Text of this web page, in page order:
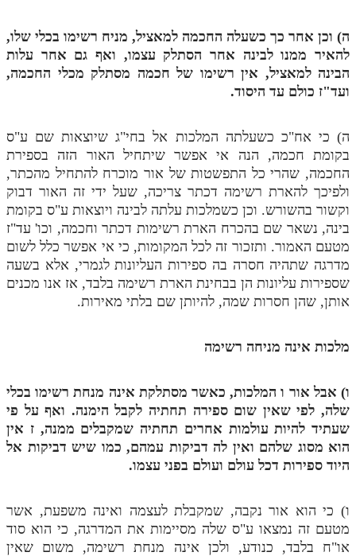
ה) וכן אחר כך כשעלה החכמה למאציל, מניח רשימו בכלי שלו,
להאיר ממנו לבינה אחר הסתלק עצמו, ואף גם אחר עלות
הבינה למאציל, אין רשימו של חכמה מסתלק מכלי החכמה,
ועד"ז כולם עד היסוד.
ה) כי אח"כ כשעלתה המלכות אל בחי"ג שיוצאות שם ע"ס
בקומת חכמה, הנה אי אפשר שיתחיל האור הזה בספירת
החכמה, שהרי כל התפשטות של אור מוכרח להתחיל מהכתר,
ולפיכך להארת רשימה דכתר צריכה, שעל ידי זה האור דבוק
וקשור בהשורש. וכן כשמלכות עלתה לבינה ויוצאות ע"ס בקומת
בינה, נשאר שם בהכרח הארת רשימות דכתר וחכמה, וכו' עד"ז
מטעם האמור. ותזכור זה לכל המקומות, כי אי אפשר כלל לשום
מדרגה שתהיה חסרה בה ספירות העליונות לגמרי, אלא בשעה
שספירות עליונות הן בבחינת הארת רשימה בלבד, אז אנו מכנים
אותן, שהן חסרות שמה, להיותן שם בלתי מאירות.
מלכות אינה מניחה רשימה
ו) אבל אור והמלכות, כאשר מסתלקת אינה מנחת רשימו בכלי
שלה, לפי שאין שום ספירה תחתיה לקבל הימנה. ואף על פי
שעתיד להיות עולמות אחרים תחתיה שמקבלים ממנה,ז אין
הוא מסוג שלהם ואין לה דביקות עמהם, כמו שיש דביקות אל
היוד ספירות דכל עולם ועולם בפני עצמו.
ו) כי הוא אור נקבה, שמקבלת לעצמה ואינה משפעת, אשר
מטעם זה נמצאו ע"ס שלה מסיימות את המדרגה, כי הוא סוד
או"ח בלבד, כנודע, ולכן אינה מנחת רשימה, משום שאין